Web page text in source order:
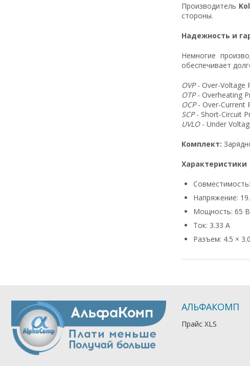
Производитель
стороны.
Надежность и
Немногие
обеспечивает
OVP- Over-Voltage
OTP- Overheating
OCP- Over-Current
SCP- Short-Circuit
UVLO- Under
Комплект:
Характеристики
Напряжение:
Мощность: 65
Ток: 3.33 А
Разъем: 4.5 × 3.0
АЛЬФАКОМП
Прайс XLS